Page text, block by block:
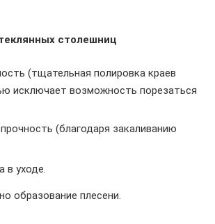
столешниц
(тщательная полировка краев
исключает возможность порезаться
(благодаря закаливанию
в уходе.
образование плесени.